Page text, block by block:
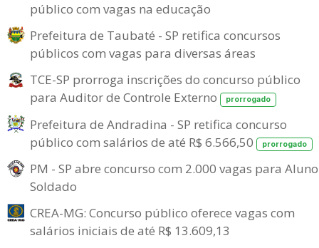
público com vagas na educação
Prefeitura de Taubaté - SP retifica concursos
públicos com vagas para diversas áreas
TCE-SP prorroga inscrições do concurso público
para Auditor de Controle Externo
prorrogado
Prefeitura de Andradina - SP retifica concurso
público com salários de até R$ 6.566,50
prorrogado
PM - SP abre concurso com 2.000 vagas para
Soldado
CREA-MG: Concurso público oferece vagas com
salários iniciais de até R$ 13.609,13